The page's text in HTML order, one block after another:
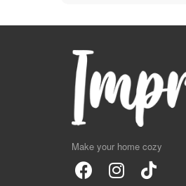
Make your home cozy